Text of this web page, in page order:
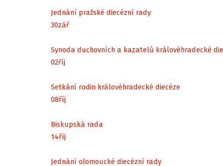
Jednání pražské diecézní rady
30zář
Synoda duchovních a kazatelů královéhradecké
02říj
Setkání rodin královéhradecké diecéze
08říj
Biskupská rada
14říj
Jednání olomoucké diecézní rady